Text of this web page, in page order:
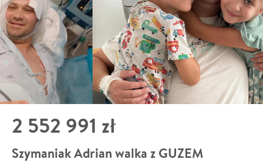
2 552 991 zł
Szymaniak Adrian walka z GUZEM